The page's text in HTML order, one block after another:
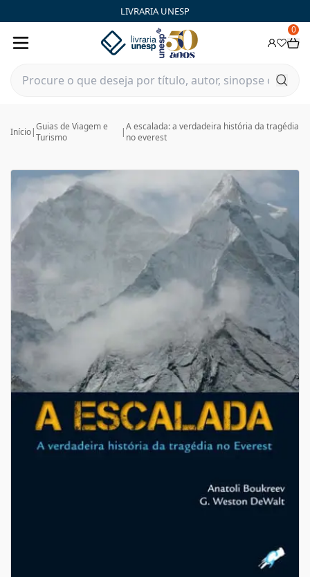
LIVRARIA UNESP
0
Início|Guias de Viagem e
Turismo
|A escalada: a verdadeira história da tragédia
no everest